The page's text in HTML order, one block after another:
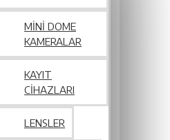
MINI DOME
KAMERALAR
KAYIT
CIHAZLARI
LENSLER